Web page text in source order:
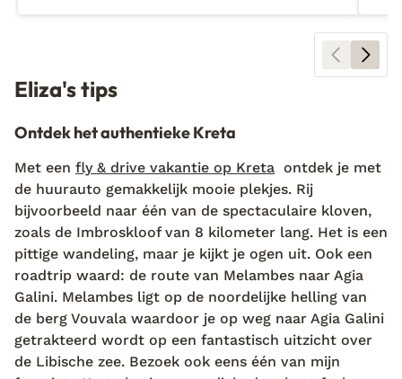
Eliza's tips
Ontdek het authentieke Kreta
Met een fly & drive vakantie op Kreta ontdek je met
de huurauto gemakkelijk mooie plekjes. Rij
bijvoorbeeld naar één van de spectaculaire kloven,
zoals de Imbroskloof van 8 kilometer lang. Het is een
pittige wandeling, maar je kijkt je ogen uit. Ook een
roadtrip waard: de route van Melambes naar Agia
Galini. Melambes ligt op de noordelijke helling van
de berg Vouvala waardoor je op weg naar Agia Galini
getrakteerd wordt op een fantastisch uitzicht over
de Libische zee. Bezoek ook eens één van mijn